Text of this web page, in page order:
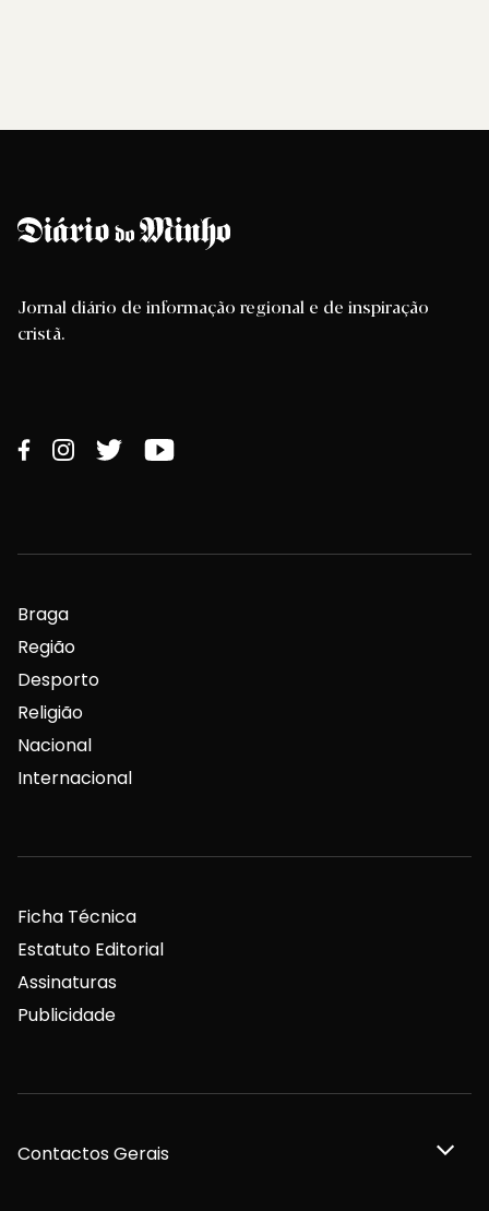
Jornal diário de informação regional e de inspiração
cristã.
Braga
Região
Desporto
Religião
Nacional
Internacional
Ficha Técnica
Estatuto Editorial
Assinaturas
Publicidade
Contactos Gerais